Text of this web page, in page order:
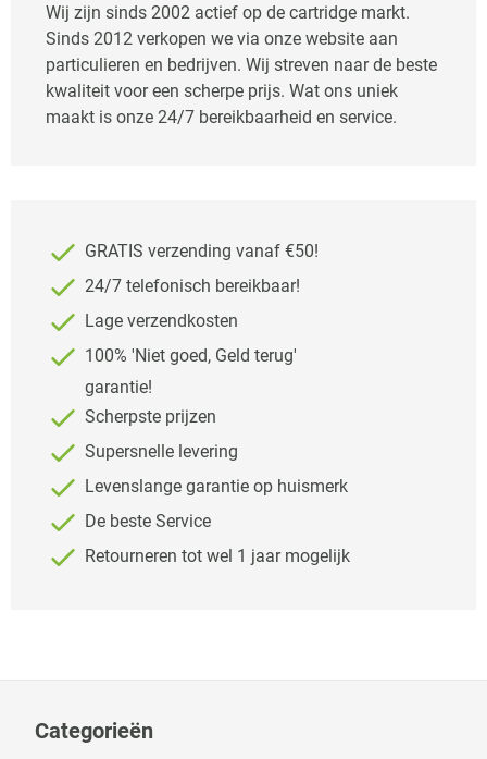
Wij zijn sinds 2002 actief op de cartridge markt.
Sinds 2012 verkopen we via onze website aan
particulieren en bedrijven. Wij streven naar de beste
kwaliteit voor een scherpe prijs. Wat ons uniek
maakt is onze 24/7 bereikbaarheid en service.
GRATIS verzending vanaf €50!
24/7 telefonisch bereikbaar!
Lage verzendkosten
100% 'Niet goed, Geld terug'
garantie!
Scherpste prijzen
Supersnelle levering
Levenslange garantie op huismerk
De beste Service
Retourneren tot wel 1 jaar mogelijk
Categorieën